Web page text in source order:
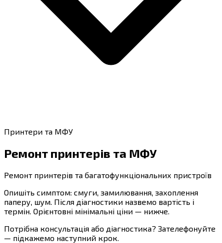
Принтери та МФУ
Ремонт принтерів та МФУ
Ремонт принтерів та багатофункціональних пристроїв
Опишіть симптом: смуги, замилювання, захоплення
паперу, шум. Після діагностики назвемо вартість і
термін. Орієнтовні мінімальні ціни — нижче.
Потрібна консультація або діагностика? Зателефонуйте
— підкажемо наступний крок.